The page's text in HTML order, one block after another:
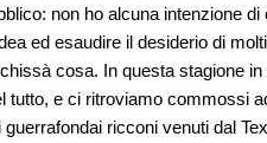
non ho alcuna intenzione
ed esaudire il desiderio di
cosa. In questa stagione
tutto, e ci ritroviamo commossi
guerrafondai ricconi venuti dal